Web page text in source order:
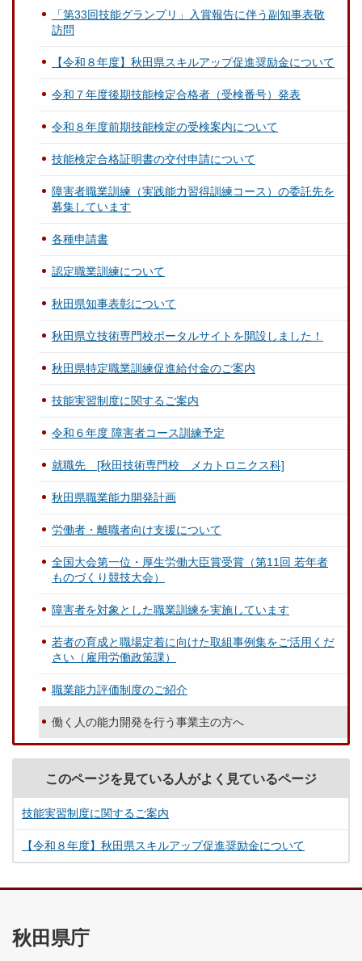
「第33回技能グランプリ」入賞報告に伴う副知事表敬
訪問
【令和８年度】秋田県スキルアップ促進奨励金について
令和７年度後期技能検定合格者（受検番号）発表
令和８年度前期技能検定の受検案内について
技能検定合格証明書の交付申請について
障害者職業訓練（実践能力習得訓練コース）の委託先を
募集しています
各種申請書
認定職業訓練について
秋田県知事表彰について
秋田県立技術専門校ポータルサイトを開設しました！
秋田県特定職業訓練促進給付金のご案内
技能実習制度に関するご案内
令和６年度 障害者コース訓練予定
就職先 [秋田技術専門校 メカトロニクス科]
秋田県職業能力開発計画
労働者・離職者向け支援について
全国大会第一位・厚生労働大臣賞受賞（第11回 若年者
ものづくり競技大会）
障害者を対象とした職業訓練を実施しています
若者の育成と職場定着に向けた取組事例集をご活用くだ
さい（雇用労働政策課）
職業能力評価制度のご紹介
働く人の能力開発を行う事業主の方へ
このページを見ている人がよく見ているページ
技能実習制度に関するご案内
【令和８年度】秋田県スキルアップ促進奨励金について
秋田県庁